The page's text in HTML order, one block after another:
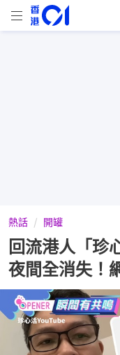
熱話 開罐
回流港人「
夜間全消失！